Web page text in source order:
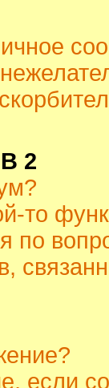
2
то
по
если